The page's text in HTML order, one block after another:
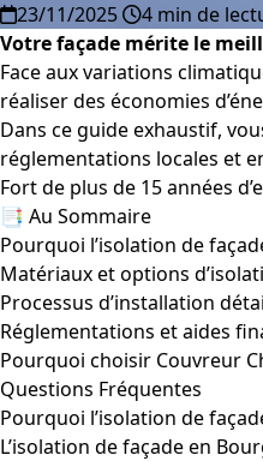
23/11/2025
4 min de
Votre façade mérite le
Face aux variations
réaliser des économies
Dans ce guide exhaustif,
réglementations locales et
Fort de plus de 15 années
📑 Au Sommaire
Pourquoi l’isolation de
Matériaux et options
Processus d’installation
Réglementations et aides
Pourquoi choisir Couvreur
Questions Fréquentes
Pourquoi l’isolation de
L’isolation de façade en